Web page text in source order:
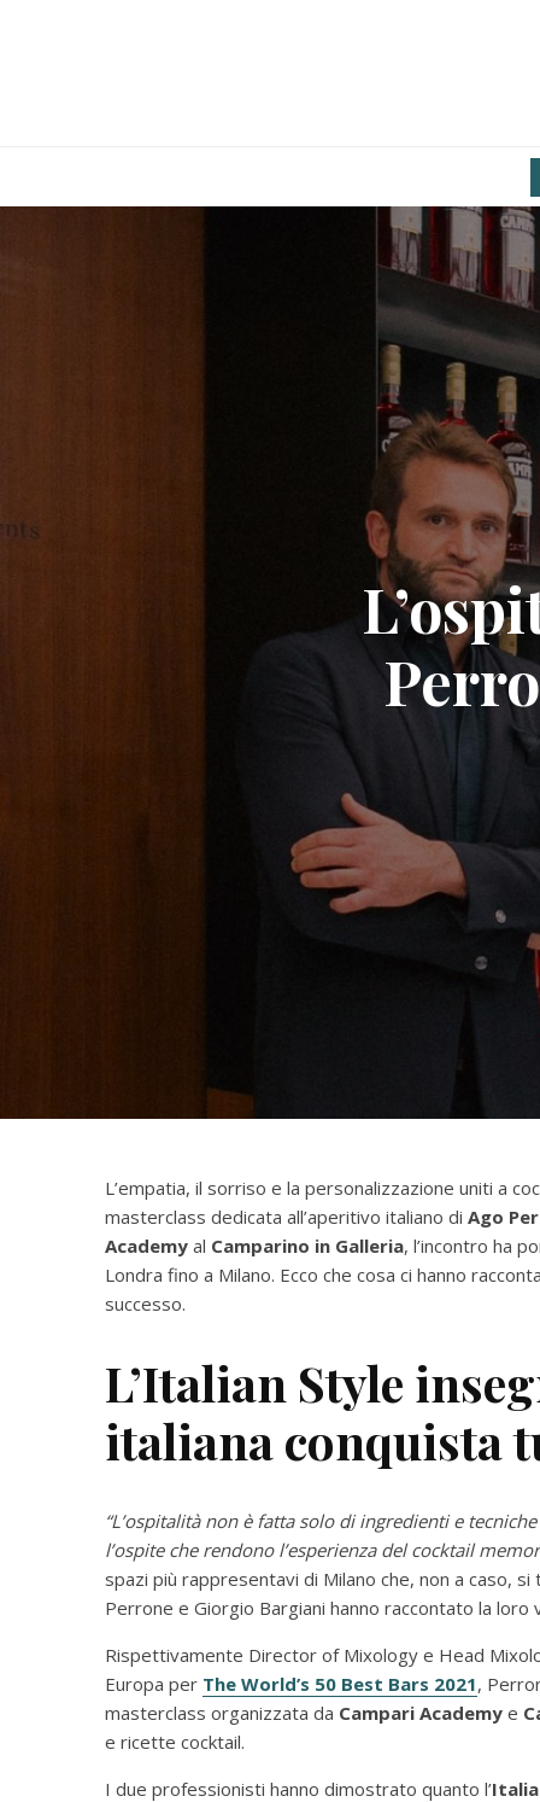
L’empatia, il sorriso e la personalizzazione uniti a
masterclass dedicata all’aperitivo italiano di Ago
Academy al Camparino in Galleria, l’incontro ha
Londra fino a Milano. Ecco che cosa ci hanno
successo.
L’Italian Style
italiana conquista
“L’ospitalità non è fatta solo di ingredienti e
l’ospite che rendono l’esperienza del cocktail
spazi più rappresentavi di Milano che, non a caso,
Perrone e Giorgio Bargiani hanno raccontato la loro
Rispettivamente Director of Mixology e Head
Europa per The World’s 50 Best Bars 2021,
masterclass organizzata da Campari Academy e
e ricette cocktail.
I due professionisti hanno dimostrato quanto l’